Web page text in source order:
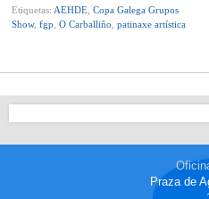
Etiquetas: AEHDE Copa Galega Grupos
Show, fgp O Carballiño patinaxe artística
Praza de